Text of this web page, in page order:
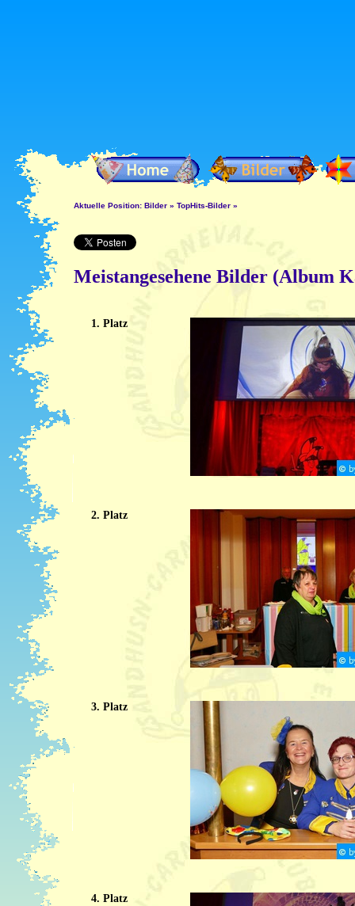
Aktuelle Position: Bilder » TopHits-Bilder »
Meistangesehene Bilder (Album
1. Platz
2. Platz
3. Platz
4. Platz